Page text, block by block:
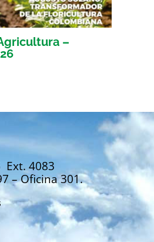
–
Ext. 4083
– Oficina 301.